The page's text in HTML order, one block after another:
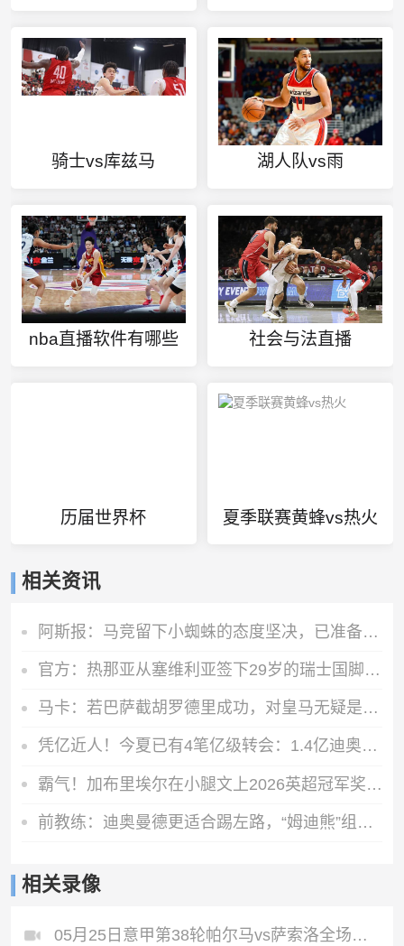
骑士vs库兹马 湖人队vs雨
nba直播软件有哪些 社会与法直播
历届世界杯 夏季联赛黄蜂vs热火
相关资讯
阿斯报：马竞留下小蜘蛛的态度坚决，已准备让他参加西甲首轮比赛
官方：热那亚从塞维利亚签下29岁的瑞士国脚中场索乌
马卡：若巴萨截胡罗德里成功，对皇马无疑是双重打击
凭亿近人！今夏已有4笔亿级转会：1.4亿迪奥曼德领衔 英超3人在列
霸气！加布里埃尔在小腿文上2026英超冠军奖杯🏆
前教练：迪奥曼德更适合踢左路，“姆迪熊”组合会成为对方的噩梦
相关录像
05月25日意甲第38轮帕尔马vs萨索洛全场录像